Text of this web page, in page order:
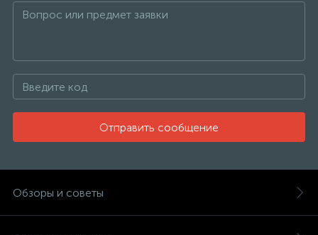
Отправить сообщение
Обзоры и советы